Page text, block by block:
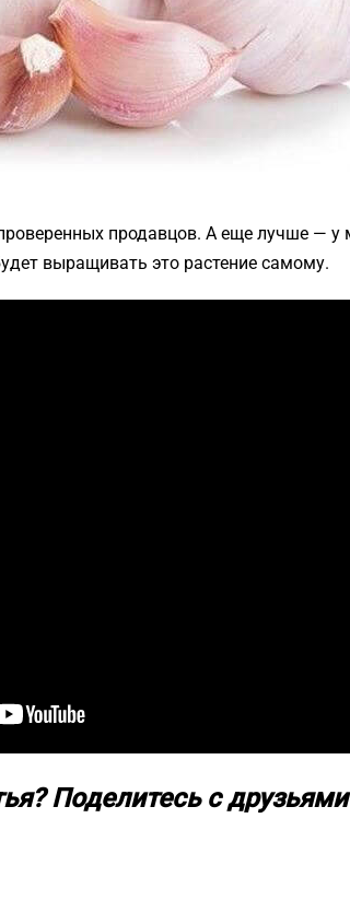
продавцов. А еще лучше —
выращивать это растение самому.
Поделитесь с